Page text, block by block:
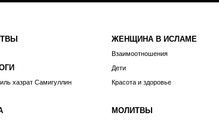
хазрат Самигуллин
ЖЕНЩИНА В ИСЛАМЕ
Взаимоотношения
Дети
Красота и здоровье
МОЛИТВЫ